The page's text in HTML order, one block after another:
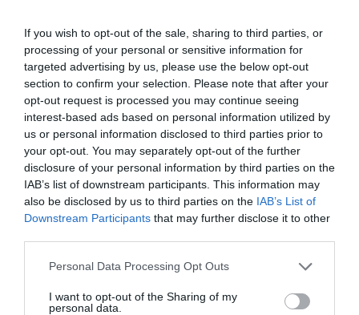
If you wish to opt-out of the sale, sharing to third parties, or
processing of your personal or sensitive information for
targeted advertising by us, please use the below opt-out
section to confirm your selection. Please note that after your
opt-out request is processed you may continue seeing
interest-based ads based on personal information utilized by
us or personal information disclosed to third parties prior to
your opt-out. You may separately opt-out of the further
disclosure of your personal information by third parties on the
IAB’s list of downstream participants. This information may
also be disclosed by us to third parties on the IAB’s List of
Downstream Participants that may further disclose it to other
Please note that this website/app uses one or more Google
not limited to your visit or usage behaviour. You may click to
Personal Data Processing Opt Outs
I want to opt-out of the Sharing of my
personal data.
κατηγοριών στοworldphoto.org.
Οι προθεσμίες υποβολής για τους τέσσερις
διαγωνισμούς των Βραβείων είναι:
Series: 12 Ιανουαρίου 2027, 13:00 GMT
Single Image: 5 Ιανουαρίου 2027, 13:00 GMT
Student: 27 Νοεμβρίου 2026, 13:00 GMT
Youth: 5 Ιανουαρίου2027, 13:00 GMT
Όλοι οι νικητές των κατηγοριών των